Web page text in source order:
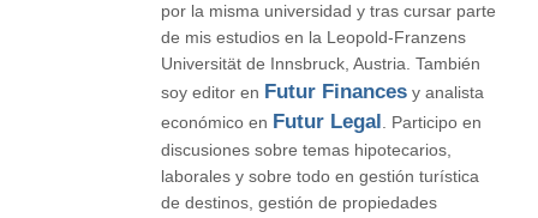
por la misma universidad y tras cursar parte
de mis estudios en la Leopold-Franzens
Universität de Innsbruck, Austria. También
soy editor en Futur Financesy analista
económico en Futur Legal . Participo en
discusiones sobre temas hipotecarios,
laborales y sobre todo en gestión turística
de destinos, gestión de propiedades